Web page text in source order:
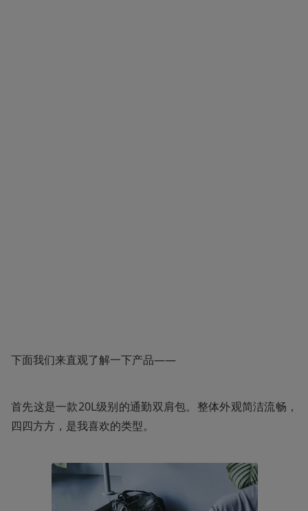
下面我们来直观了解一下产品——
首先这是一款20L级别的通勤双肩包。整体外观简洁流畅，
四四方方，是我喜欢的类型。